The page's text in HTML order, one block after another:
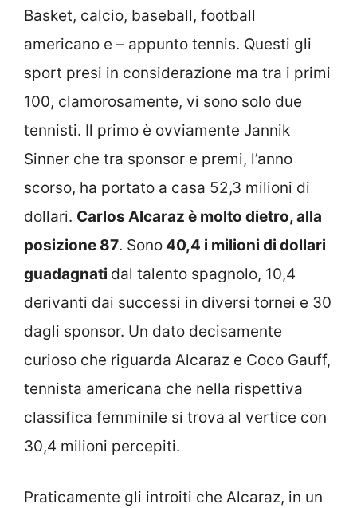
Basket, calcio, baseball, football
americano e – appunto tennis. Questi gli
sport presi in considerazione ma tra i primi
100, clamorosamente, vi sono solo due
tennisti. Il primo è ovviamente Jannik
Sinner che tra sponsor e premi, l’anno
scorso, ha portato a casa 52,3 milioni di
dollari. Carlos Alcaraz è molto dietro, alla
posizione 87. Sono 40,4 i milioni di dollari
guadagnati dal talento spagnolo, 10,4
derivanti dai successi in diversi tornei e 30
dagli sponsor. Un dato decisamente
curioso che riguarda Alcaraz e Coco Gauff,
tennista americana che nella rispettiva
classifica femminile si trova al vertice con
30,4 milioni percepiti.
Praticamente gli introiti che Alcaraz, in un